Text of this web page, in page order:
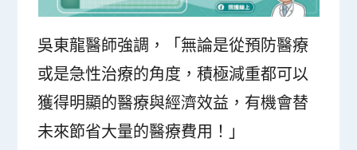
吳東龍醫師強調，「無論是從預防醫療
或是急性治療的角度，積極減重都可以
獲得明顯的醫療與經濟效益，有機會替
未來節省大量的醫療費用！」